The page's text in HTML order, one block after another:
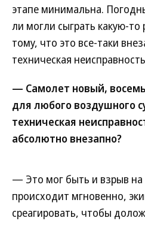
этапе минимальна.
ли могли сыграть какую-то
тому, что это все-таки
техническая
— Самолет новый,
для любого воздушного
техническая
абсолютно внезапно?
— Это мог быть и взрыв на
происходит мгновенно,
среагировать, чтобы